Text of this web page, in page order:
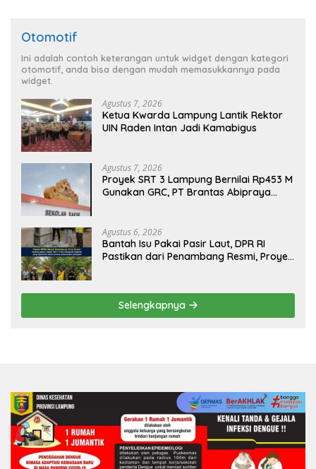
Otomotif
Ini adalah contoh keterangan untuk widget dengan kategori
otomotif, anda bisa dengan mudah memasukkannya pada
widget.
Agustus 7, 2026
Ketua Kwarda Lampung Lantik Rektor
UIN Raden Intan Jadi Kamabigus
Agustus 7, 2026
Proyek SRT 3 Lampung Bernilai Rp453 M
Gunakan GRC, PT Brantas Abipraya
Agustus 6, 2026
Bantah Isu Pakai Pasir Laut, DPR RI
Pastikan dari Penambang Resmi, Proyek
Selengkapnya